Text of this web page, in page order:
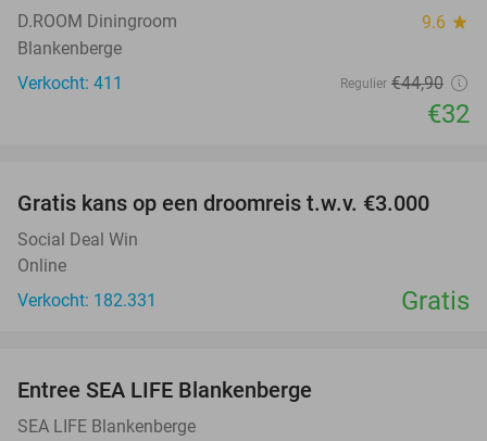
D.ROOM Diningroom 9.6 star
Blankenberge
Verkocht: 411
Regulier €44,90
€32
Gratis kans op een droomreis t.w.v. €3.000
Social Deal Win
Online
Verkocht: 182.331
Gratis
Entree SEA LIFE Blankenberge
SEA LIFE Blankenberge